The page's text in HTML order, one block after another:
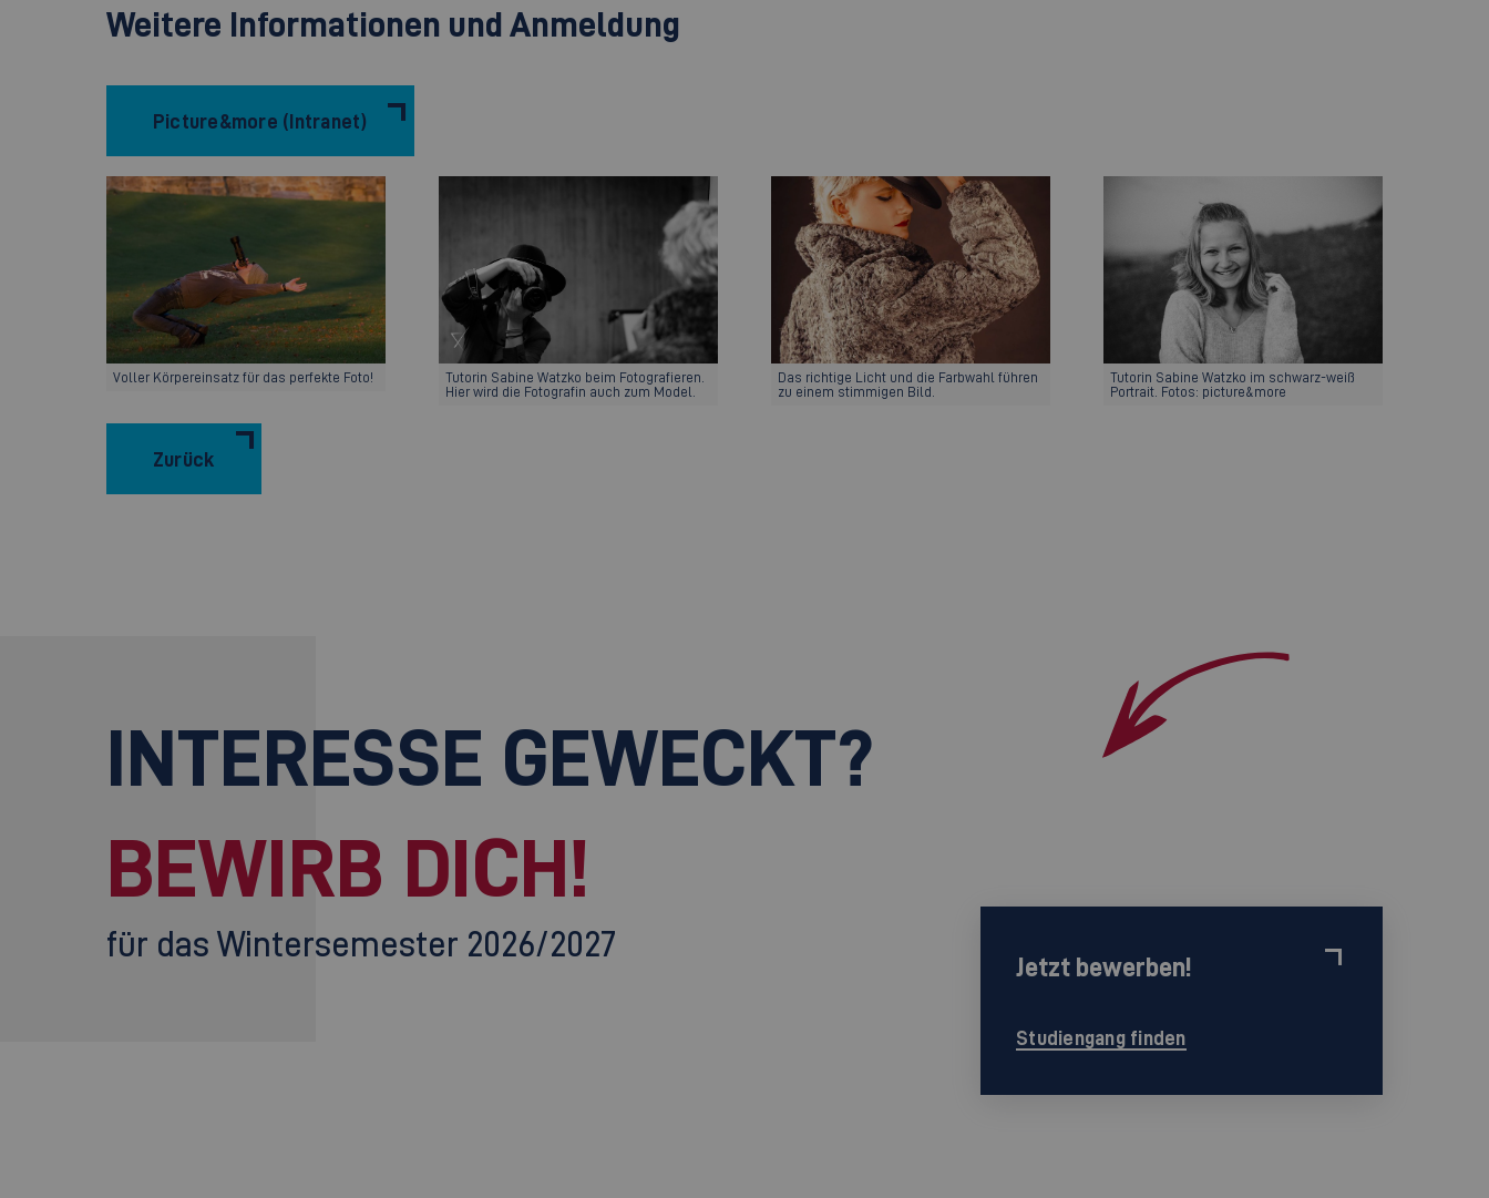
Weitere Informationen und Anmeldung
Picture&more (Intranet)
Voller Körpereinsatz für das perfekte Foto!
Tutorin Sabine Watzko beim Fotografieren.
Hier wird die Fotografin auch zum Model.
Das richtige Licht und die Farbwahl führen
zu einem stimmigen Bild.
Tutorin Sabine Watzko im schwarz-weiß
Portrait. Fotos: picture&more
Zurück
INTERESSE GEWECKT?
BEWIRB DICH!
für das Wintersemester 2026/2027
Jetzt bewerben!
Studiengang finden